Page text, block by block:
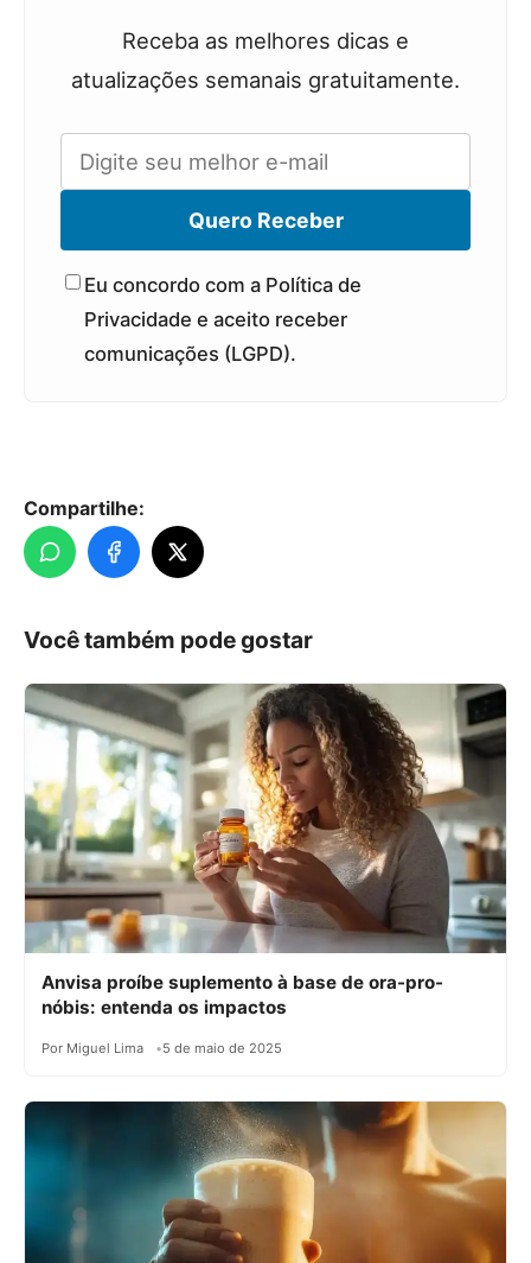
Receba as melhores dicas e
atualizações semanais gratuitamente.
Quero Receber
Eu concordo com a Política de
Privacidade e aceito receber
comunicações (LGPD).
Compartilhe:
Você também pode gostar
Anvisa proíbe suplemento à base de ora-pro-
nóbis: entenda os impactos
Por Miguel Lima 5 de maio de 2025